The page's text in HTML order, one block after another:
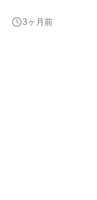
等、更に上の仕事
3ヶ月前